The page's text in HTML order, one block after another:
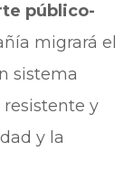
público-
migrará el
sistema
y
y la